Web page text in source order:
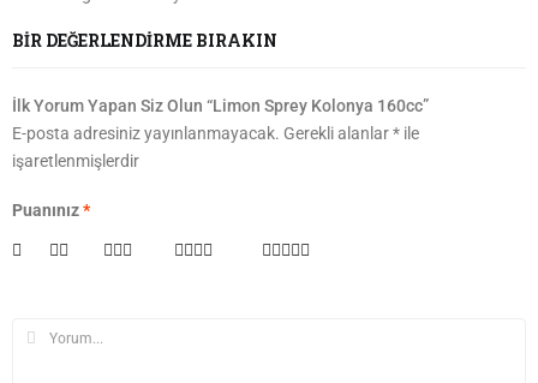
BIR DEĞERLENDIRME BIRAKIN
İlk Yorum Yapan Siz Olun “Limon Sprey Kolonya 160cc”
E-posta adresiniz yayınlanmayacak. Gerekli alanlar* ile
işaretlenmişlerdir
Puanınız*